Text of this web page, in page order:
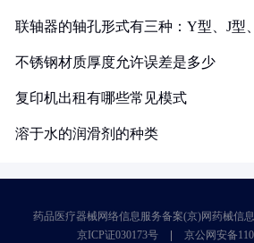
联轴器的轴孔形式有三种：Y型、J型
不锈钢材质厚度允许误差是多少
复印机出租有哪些常见模式
溶于水的润滑剂的种类
药品医疗器械网络信息服务备案(京)网药械信
京ICP证030173号
京公网安备